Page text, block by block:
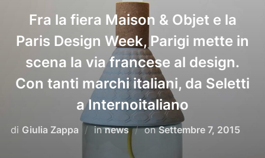
Fra la fiera Maison & Objet e la
Paris Design Week, Parigi mette in
scena la via francese al design.
Con tanti marchi italiani, da Seletti
a Internoitaliano
di Giulia Zappa innews onPubblicato
Settembre 7, 2015